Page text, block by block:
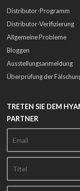
Distributor-Programm
Distributor-Verifizierung
Allgemeine Probleme
Bloggen
Ausstellungsanmeldung
Überprüfung der
TRETEN SIE DEM
PARTNER